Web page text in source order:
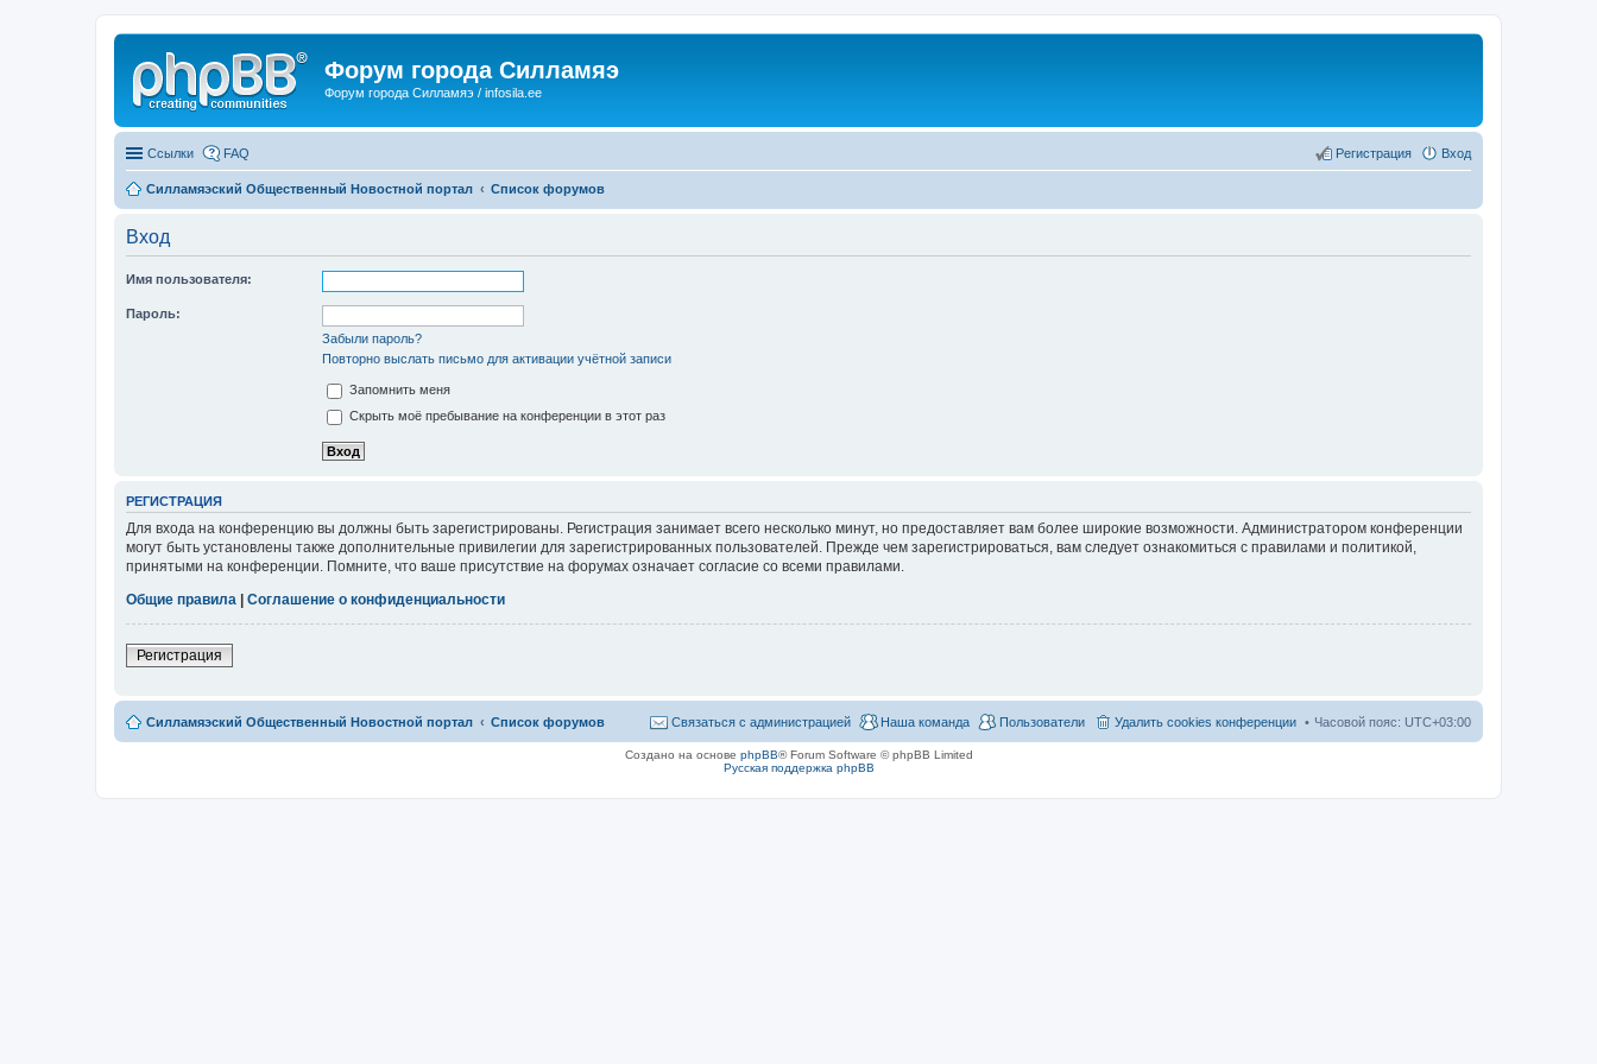
Форум города Силламяэ
Форум города Силламяэ / infosila.ee
Ссылки FAQ Вход
Регистрация
Силламяэский Общественный Новостной портал Список форумов
Вход
Имя пользователя:
Пароль:
Забыли пароль?
Повторно выслать письмо для активации учётной записи
Запомнить меня
Скрыть моё пребывание на конференции в этот раз
РЕГИСТРАЦИЯ
Для входа на конференцию вы должны быть зарегистрированы. Регистрация занимает всего несколько минут, но предоставляет вам более широкие возможности. Администратором конференции
могут быть установлены также дополнительные привилегии для зарегистрированных пользователей. Прежде чем зарегистрироваться, вам следует ознакомиться с правилами и политикой,
принятыми на конференции. Помните, что ваше присутствие на форумах означает согласие со всеми правилами.
Общие правила
Соглашение о конфиденциальности
Регистрация
Силламяэский Общественный Новостной портал Список форумов Часовой пояс: UTC+03:00
Удалить cookies конференции
Пользователи
Наша команда
Связаться с администрацией
Создано на основе phpBB® Forum Software © phpBB Limited
Русская поддержка phpBB